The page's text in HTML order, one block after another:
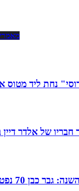
נחת ליד מטוס
דיין ב-15 ימים, החשד:
70 נפטר מקדחת מערב הנילוס